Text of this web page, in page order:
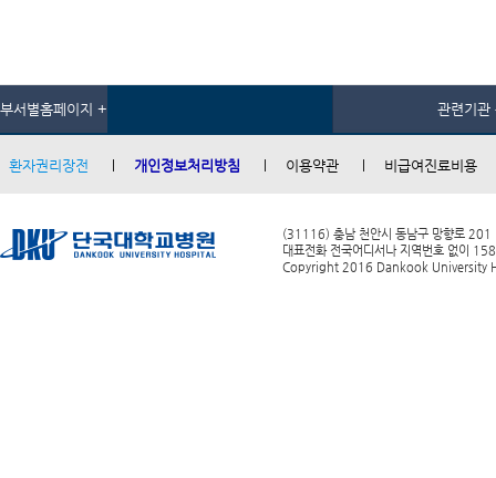
부서별홈페이지 + 관련기관
환자권리장전 개인정보처리방침 이용약관 비급여진료비용
(31116) 충남 천안시 동남구 망향로 201
대표전화 전국어디서나 지역번호 없이
Copyright 2016 Dankook University